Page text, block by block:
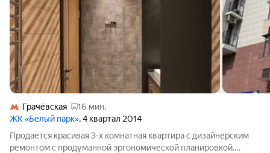
Грачёвская
16 мин.
ЖК «Белый парк», 4 квартал 2014
Продается красивая 3-х комнатная квартира с дизайнерским
ремонтом с продуманной эргономической планировкой.